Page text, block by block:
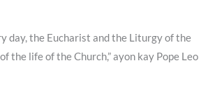
day, the Eucharist and the Liturgy of the
the life of the Church,” ayon kay Pope Leo